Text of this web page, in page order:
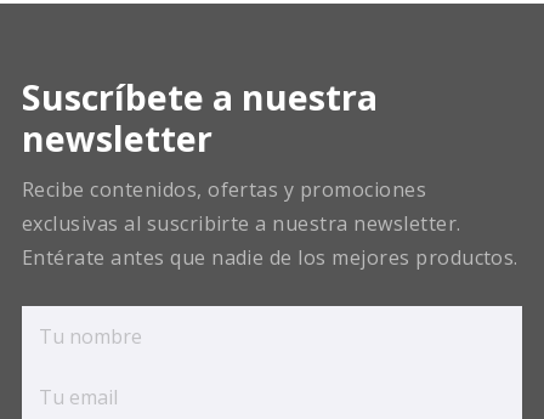
Suscríbete a nuestra
newsletter
Recibe contenidos, ofertas y promociones
exclusivas al suscribirte a nuestra newsletter.
Entérate antes que nadie de los mejores productos.